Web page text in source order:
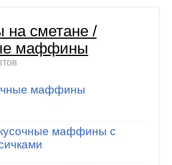
сметане /
маффины
маффины
маффины с